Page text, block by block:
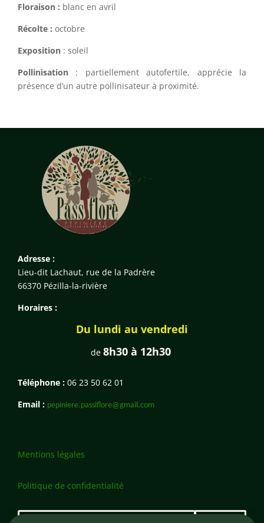
Floraison : blanc en avril
Récolte : octobre
Exposition : soleil
Pollinisation : partiellement autofertile, apprécie la
présence d’un autre pollinisateur à proximité.
Adresse :
Lieu-dit Lachaut, rue de la Padrère
66370 Pézilla-la-rivière
Horaires :
Du lundi au vendredi
de 8h30 à 12h30
Téléphone : 06 23 50 62 01
Email : pepiniere.passiflore@gmail.com
Mentions légales
Politique de confidentialité